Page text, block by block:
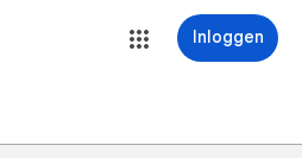
Inloggen